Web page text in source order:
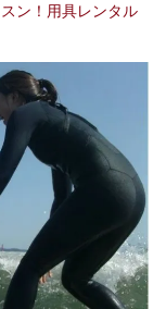
帰り温泉 龍宮殿本館
ての「箱根 芦ノ湖畔
両方の魅力をたっぷ
社、箱根元宮と箱根の
トです。
ルズワールドワイド
宮殿のPR記事です。
ン！用具レンタル